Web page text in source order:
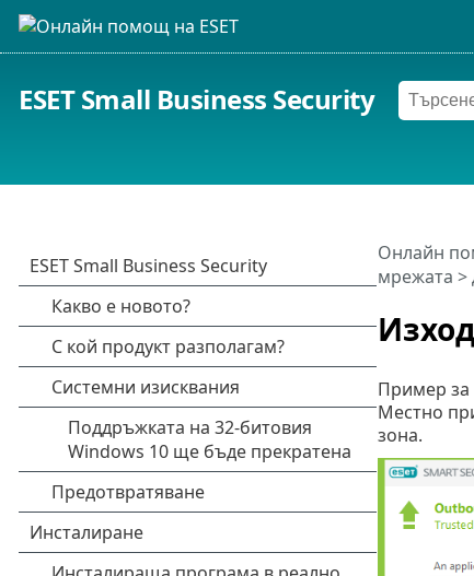
ESET Small Business Security
Онлайн
мрежата >
Пример за
Местно
зона.